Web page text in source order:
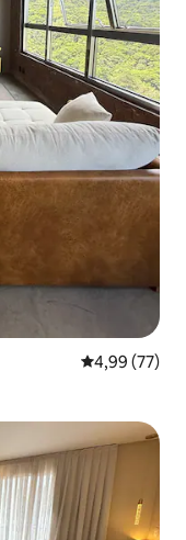
4,99 de uma
4,99 (77)